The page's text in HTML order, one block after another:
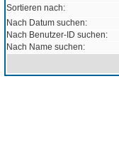
Sortieren nach:
Nach Datum suchen:
Nach Benutzer-ID suchen:
Nach Name suchen: